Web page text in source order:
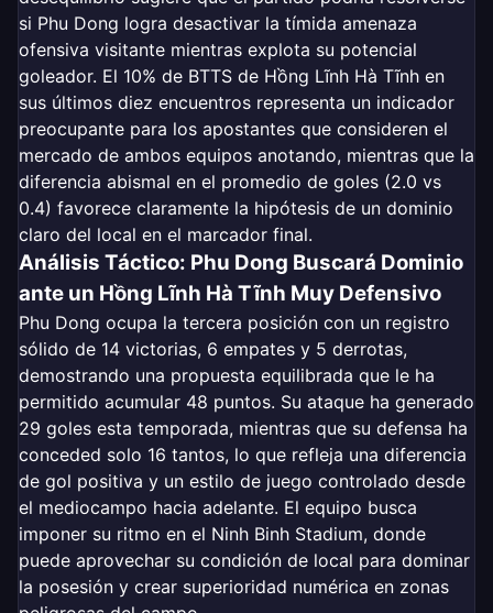
si Phu Dong logra desactivar la tímida amenaza
ofensiva visitante mientras explota su potencial
goleador. El 10% de BTTS de Hồng Lĩnh Hà Tĩnh en
sus últimos diez encuentros representa un indicador
preocupante para los apostantes que consideren el
mercado de ambos equipos anotando, mientras que la
diferencia abismal en el promedio de goles (2.0 vs
0.4) favorece claramente la hipótesis de un dominio
claro del local en el marcador final.
Análisis Táctico: Phu Dong Buscará Dominio
ante un Hồng Lĩnh Hà Tĩnh Muy Defensivo
Phu Dong ocupa la tercera posición con un registro
sólido de 14 victorias, 6 empates y 5 derrotas,
demostrando una propuesta equilibrada que le ha
permitido acumular 48 puntos. Su ataque ha generado
29 goles esta temporada, mientras que su defensa ha
conceded solo 16 tantos, lo que refleja una diferencia
de gol positiva y un estilo de juego controlado desde
el mediocampo hacia adelante. El equipo busca
imponer su ritmo en el Ninh Binh Stadium, donde
puede aprovechar su condición de local para dominar
la posesión y crear superioridad numérica en zonas